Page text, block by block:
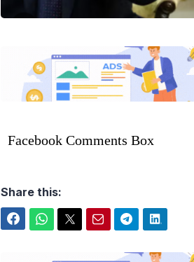
Facebook Comments Box
Share this: